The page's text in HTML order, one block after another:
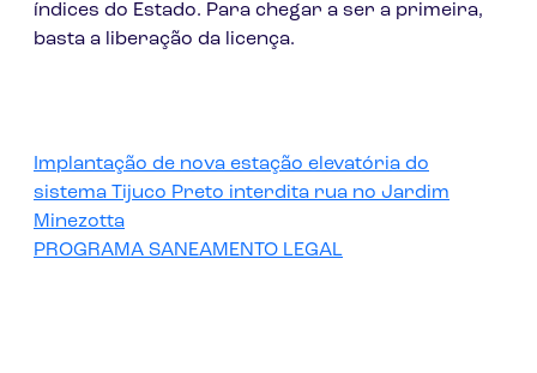
índices do Estado. Para chegar a ser a primeira,
basta a liberação da licença.
Implantação de nova estação elevatória do
sistema Tijuco Preto interdita rua no Jardim
Minezotta
PROGRAMA SANEAMENTO LEGAL